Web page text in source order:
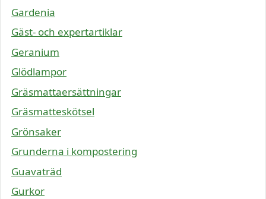
Gardenia
Gäst- och expertartiklar
Geranium
Glödlampor
Gräsmattaersättningar
Gräsmatteskötsel
Grönsaker
Grunderna i kompostering
Guavaträd
Gurkor